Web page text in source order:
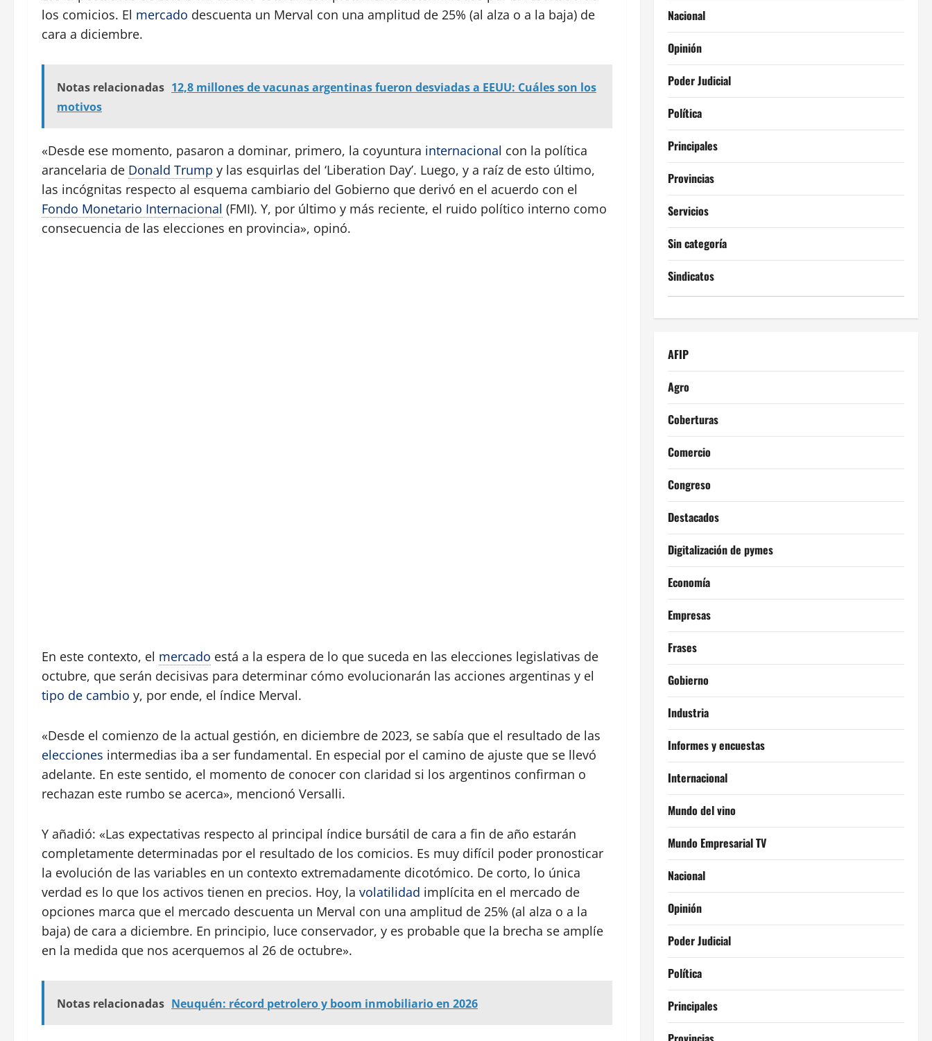
los comicios. El mercado descuenta un Merval con una amplitud de 25% (al alza o a la baja) de
cara a diciembre.
Notas relacionadas 12,8 millones de vacunas argentinas fueron desviadas a EEUU: Cuáles son los
motivos
«Desde ese momento, pasaron a dominar, primero, la coyuntura internacional con la política
arancelaria de Donald Trump y las esquirlas del ‘Liberation Day’. Luego, y a raíz de esto último,
las incógnitas respecto al esquema cambiario del Gobierno que derivó en el acuerdo con el
Fondo Monetario Internacional (FMI). Y, por último y más reciente, el ruido político interno como
consecuencia de las elecciones en provincia», opinó.
En este contexto, el mercado está a la espera de lo que suceda en las elecciones legislativas de
octubre, que serán decisivas para determinar cómo evolucionarán las acciones argentinas y el
tipo de cambio y, por ende, el índice Merval.
«Desde el comienzo de la actual gestión, en diciembre de 2023, se sabía que el resultado de las
elecciones intermedias iba a ser fundamental. En especial por el camino de ajuste que se llevó
adelante. En este sentido, el momento de conocer con claridad si los argentinos confirman o
rechazan este rumbo se acerca», mencionó Versalli.
Y añadió: «Las expectativas respecto al principal índice bursátil de cara a fin de año estarán
completamente determinadas por el resultado de los comicios. Es muy difícil poder pronosticar
la evolución de las variables en un contexto extremadamente dicotómico. De corto, lo única
verdad es lo que los activos tienen en precios. Hoy, la volatilidad implícita en el mercado de
opciones marca que el mercado descuenta un Merval con una amplitud de 25% (al alza o a la
baja) de cara a diciembre. En principio, luce conservador, y es probable que la brecha se amplíe
en la medida que nos acerquemos al 26 de octubre».
Notas relacionadas Neuquén: récord petrolero y boom inmobiliario en 2026
Nacional
Opinión
Poder Judicial
Política
Principales
Provincias
Servicios
Sin categoría
Sindicatos
AFIP
Agro
Coberturas
Comercio
Congreso
Destacados
Digitalización de pymes
Economía
Empresas
Frases
Gobierno
Industria
Informes y encuestas
Internacional
Mundo del vino
Mundo Empresarial TV
Nacional
Opinión
Poder Judicial
Política
Principales